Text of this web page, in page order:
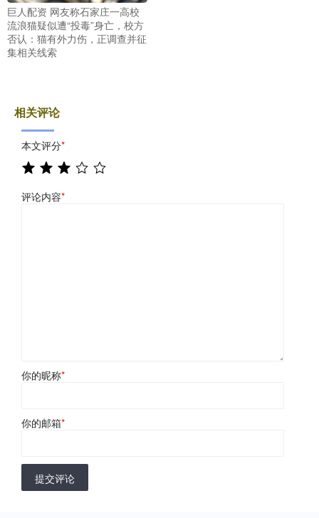
巨人配资 网友称石家庄一高校
流浪猫疑似遭“投毒”身亡，校方
否认：猫有外力伤，正调查并征
集相关线索
相关评论
本文评分*
评论内容*
你的昵称*
你的邮箱*
提交评论